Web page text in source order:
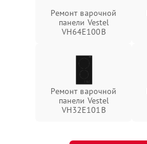
Ремонт варочной
панели Vestel
VH64E100B
Ремонт варочной
панели Vestel
VH32E101B